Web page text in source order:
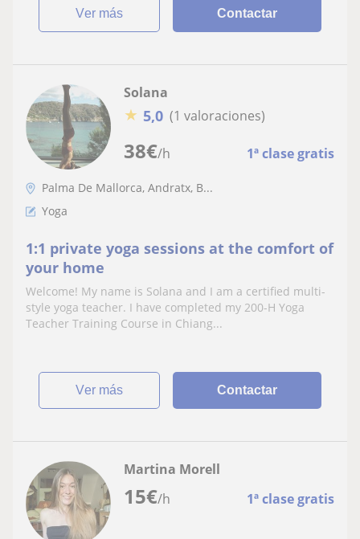
ver más Contactar
38€/h 1ª clase gratis
Solana
★ 5,0 (1 valoraciones)
Palma De Mallorca, Andratx, B...
Yoga
1:1 private yoga sessions at the comfort of
your home
Welcome! My name is Solana and I am a certified multi-
style yoga teacher. I have completed my 200-H Yoga
Teacher Training Course in Chiang...
ver más Contactar
15€/h 1ª clase gratis
Martina Morell